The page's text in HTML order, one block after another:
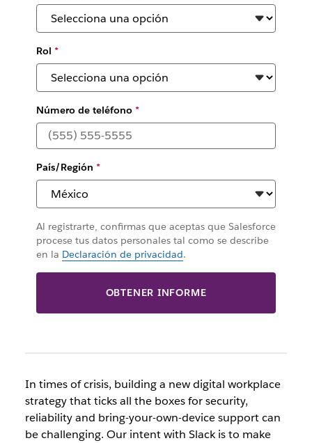
Rol *
Número de teléfono*
País/Región *
Al registrarte, confirmas que aceptas que Salesforce
procese tus datos personales tal como se describe
en la Declaración de privacidad.
OBTENER INFORME
In times of crisis, building a new digital workplace
strategy that ticks all the boxes for security,
reliability and bring-your-own-device support can
be challenging. Our intent with Slack is to make